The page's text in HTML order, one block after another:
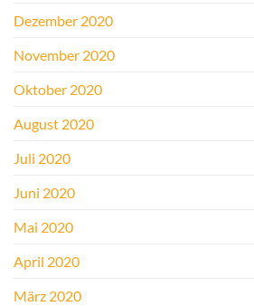
Dezember 2020
November 2020
Oktober 2020
August 2020
Juli 2020
Juni 2020
Mai 2020
April 2020
März 2020